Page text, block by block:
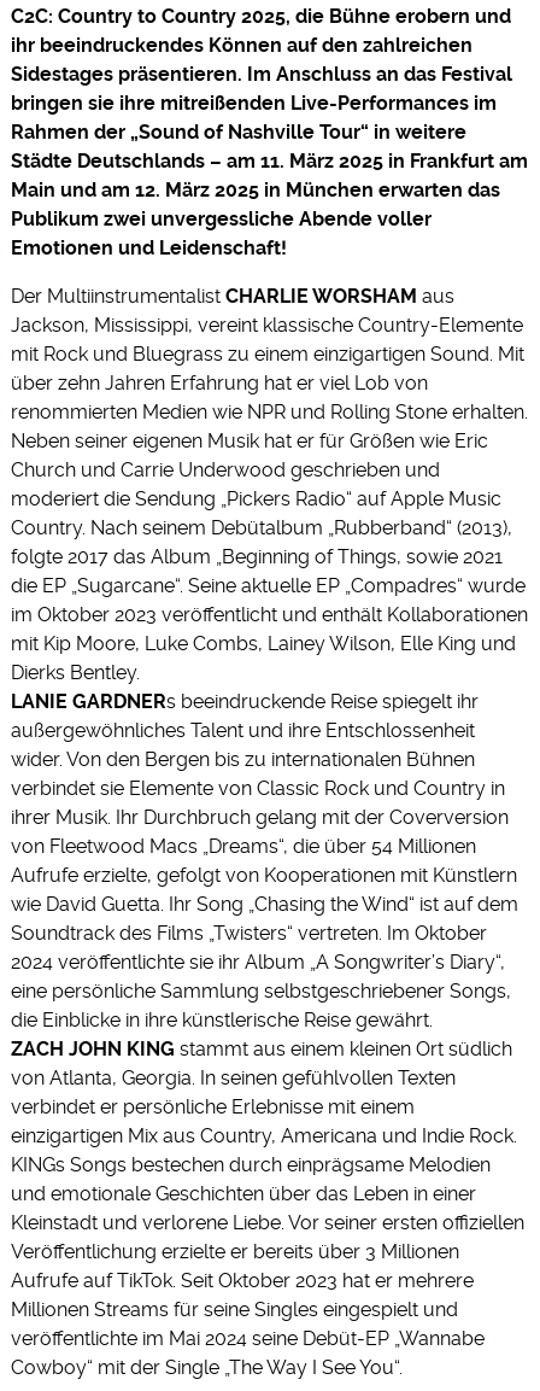
C2C: Country to Country 2025, die Bühne erobern und
ihr beeindruckendes Können auf den zahlreichen
Sidestages präsentieren. Im Anschluss an das Festival
bringen sie ihre mitreißenden Live-Performances im
Rahmen der „Sound of Nashville Tour“ in weitere
Städte Deutschlands – am 11. März 2025 in Frankfurt am
Main und am 12. März 2025 in München erwarten das
Publikum zwei unvergessliche Abende voller
Emotionen und Leidenschaft!
Der Multiinstrumentalist CHARLIE WORSHAM aus
Jackson, Mississippi, vereint klassische Country-Elemente
mit Rock und Bluegrass zu einem einzigartigen Sound. Mit
über zehn Jahren Erfahrung hat er viel Lob von
renommierten Medien wie NPR und Rolling Stone erhalten.
Neben seiner eigenen Musik hat er für Größen wie Eric
Church und Carrie Underwood geschrieben und
moderiert die Sendung „Pickers Radio“ auf Apple Music
Country. Nach seinem Debütalbum „Rubberband“ (2013),
folgte 2017 das Album „Beginning of Things, sowie 2021
die EP „Sugarcane“. Seine aktuelle EP „Compadres“ wurde
im Oktober 2023 veröffentlicht und enthält Kollaborationen
mit Kip Moore, Luke Combs, Lainey Wilson, Elle King und
Dierks Bentley.
LANIE GARDNERs beeindruckende Reise spiegelt ihr
außergewöhnliches Talent und ihre Entschlossenheit
wider. Von den Bergen bis zu internationalen Bühnen
verbindet sie Elemente von Classic Rock und Country in
ihrer Musik. Ihr Durchbruch gelang mit der Coverversion
von Fleetwood Macs „Dreams“, die über 54 Millionen
Aufrufe erzielte, gefolgt von Kooperationen mit Künstlern
wie David Guetta. Ihr Song „Chasing the Wind“ ist auf dem
Soundtrack des Films „Twisters“ vertreten. Im Oktober
2024 veröffentlichte sie ihr Album „A Songwriter’s Diary“,
eine persönliche Sammlung selbstgeschriebener Songs,
die Einblicke in ihre künstlerische Reise gewährt.
ZACH JOHN KING stammt aus einem kleinen Ort südlich
von Atlanta, Georgia. In seinen gefühlvollen Texten
verbindet er persönliche Erlebnisse mit einem
einzigartigen Mix aus Country, Americana und Indie Rock.
KINGs Songs bestechen durch einprägsame Melodien
und emotionale Geschichten über das Leben in einer
Kleinstadt und verlorene Liebe. Vor seiner ersten offiziellen
Veröffentlichung erzielte er bereits über 3 Millionen
Aufrufe auf TikTok. Seit Oktober 2023 hat er mehrere
Millionen Streams für seine Singles eingespielt und
veröffentlichte im Mai 2024 seine Debüt-EP „Wannabe
Cowboy“ mit der Single „The Way I See You“.